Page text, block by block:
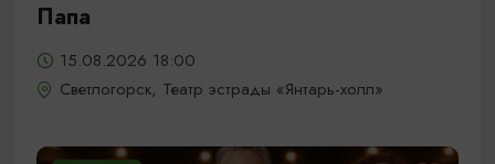
Папа
15.08.2026 18:00
Светлогорск, Театр эстрады «Янтарь-холл»